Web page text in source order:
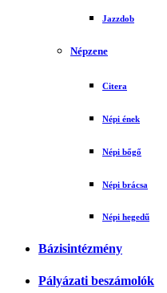
Jazzdob
Népzene
Citera
Népi ének
Népi bőgő
Népi brácsa
Népi hegedű
Bázisintézmény
Pályázati beszámolók